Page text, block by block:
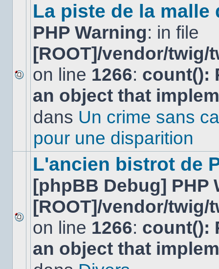
Aucun
nouveau
message
sujet.
La piste de la malle
PHP Warning: in file
[ROOT]/vendor/
on line 1266: count():
an object that
dans Un crime sans
pour une disparition
Aucun
nouveau
message
non-
L'ancien bistrot de
[phpBB Debug] PHP
[ROOT]/vendor/
on line 1266: count():
an object that